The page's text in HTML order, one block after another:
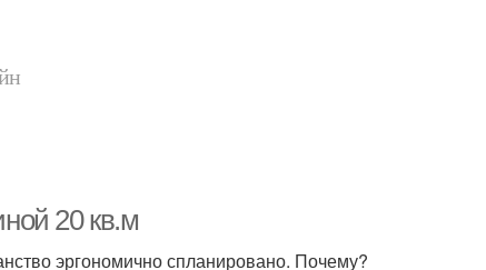
20 кв.м
эргономично спланировано. Почему?